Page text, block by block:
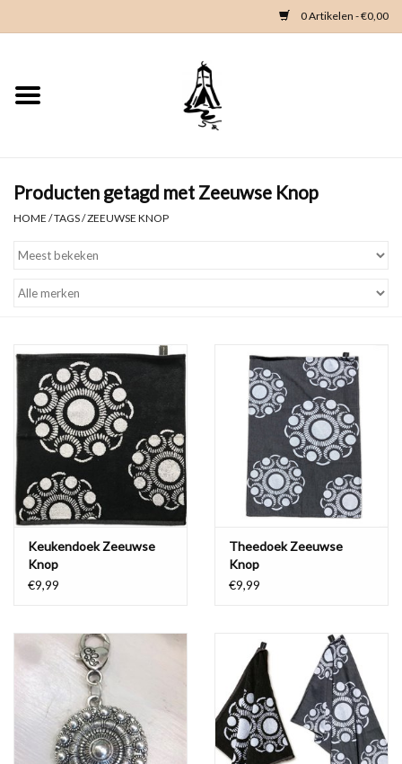
0 Artikelen - €0,00
Home
Kleding
Waterkaart
Contact
Waterproof tassen
Nieuws
Producten getagd met Zeeuwse Knop
HOME /TAGS/ZEEUWSE KNOP
Keukendoek Zeeuwse
Knop
€9,99
Theedoek Zeeuwse
Knop
€9,99